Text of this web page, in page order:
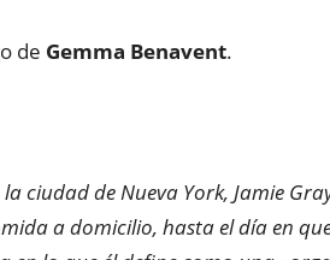
de Gemma Benavent.
ciudad de Nueva York, Jamie
a domicilio, hasta el día en